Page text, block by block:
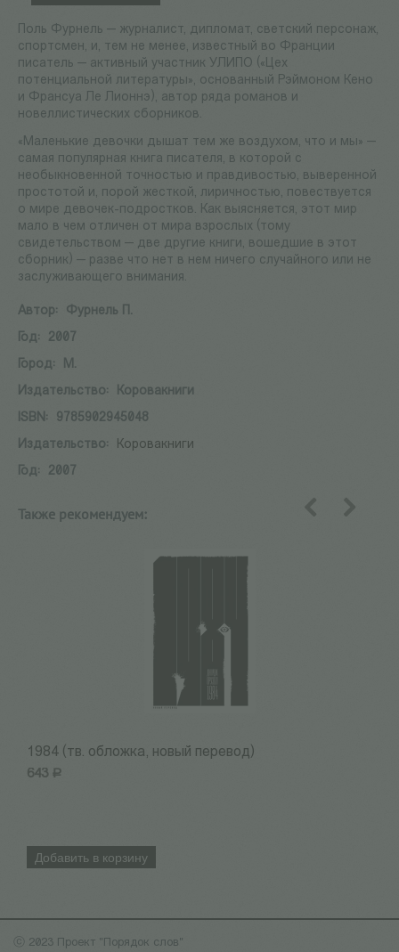
Поль Фурнель — журналист, дипломат, светский персонаж,
спортсмен, и, тем не менее, известный во Франции
писатель — активный участник УЛИПО («Цех
потенциальной литературы», основанный Рэймоном Кено
и Франсуа Ле Лионнэ), автор ряда романов и
новеллистических сборников.
«Маленькие девочки дышат тем же воздухом, что и мы» —
самая популярная книга писателя, в которой с
необыкновенной точностью и правдивостью, выверенной
простотой и, порой жесткой, лиричностью, повествуется
о мире девочек-подростков. Как выясняется, этот мир
мало в чем отличен от мира взрослых (тому
свидетельством — две другие книги, вошедшие в этот
сборник) — разве что нет в нем ничего случайного или не
заслуживающего внимания.
Автор:
Фурнель П.
Год:
2007
Город:
М.
Издательство:
Коровакниги
ISBN:
9785902945048
Издательство:
Коровакниги
Год:
2007
Также рекомендуем:
1984 (тв. обложка, новый перевод)
643 Р
Добавить в корзину
ⓒ 2023 Проект "Порядок слов"